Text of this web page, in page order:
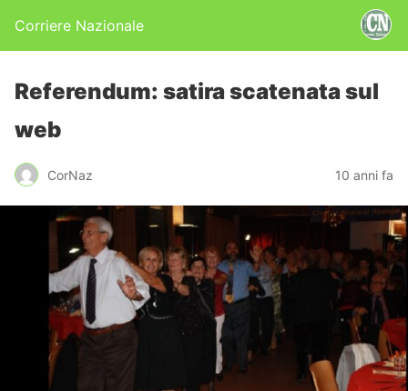
Corriere Nazionale
Referendum: satira scatenata sul
web
CorNaz 10 anni fa